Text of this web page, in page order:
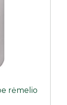
rėmelio